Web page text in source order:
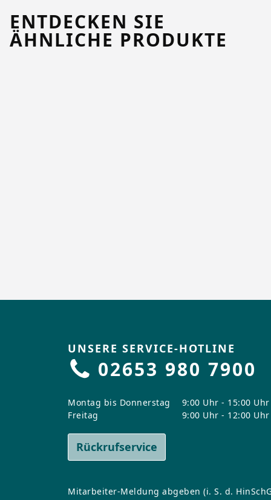
ENTDECKEN SIE
ÄHNLICHE PRODUKTE
UNSERE SERVICE-HOTLINE
02653 980 7900
Montag bis Donnerstag
Freitag
9:00 Uhr - 15:00 Uhr
9:00 Uhr - 12:00 Uhr
Rückrufservice
Mitarbeiter-Meldung abgeben (i. S. d.